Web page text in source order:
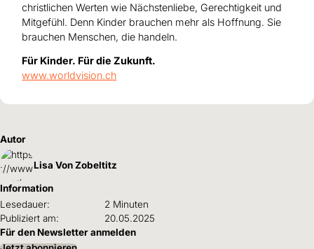
christlichen Werten wie Nächstenliebe, Gerechtigkeit und
Mitgefühl. Denn Kinder brauchen mehr als Hoffnung. Sie
brauchen Menschen, die handeln.
Für Kinder. Für die Zukunft.
www.worldvision.ch
Autor
Lisa Von Zobeltitz
Information
Lesedauer:
2 Minuten
Publiziert am:
20.05.2025
Für den Newsletter anmelden